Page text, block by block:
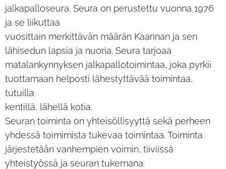
jalkapalloseura. Seura on perustettu vuonna 1976
ja se liikuttaa
vuosittain merkittävän määrän Kaarinan ja sen
lähisedun lapsia ja nuoria. Seura tarjoaa
matalankynnyksen jalkapallotoimintaa, joka pyrkii
tuottamaan helposti lähestyttävää toimintaa,
tutuilla
kentillä, lähellä kotia.
Seuran toiminta on yhteisöllisyyttä sekä perheen
yhdessä toimimista tukevaa toimintaa. Toiminta
järjestetään vanhempien voimin, tiiviissä
yhteistyössä ja seuran tukemana.